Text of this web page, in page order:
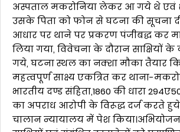
अस्पताल मकरोनिया लेकर आ गये थे एवं
उसके पिता को फोन से घटना की सूचना
आधार पर थाने पर प्रकरण पंजीबद्ध कर
लिया गया, विवेचना के दौरान
गये, घटना स्थल का नक्शा मौका तैयार
महत्वपूर्ण साक्ष्य एकत्रित कर थाना-
भारतीय दण्ड संहिता,1860 की धारा
का अपराध आरोपी के विरूद्ध दर्ज करते
चालान न्यायालय में पेश किया।अभियोजन